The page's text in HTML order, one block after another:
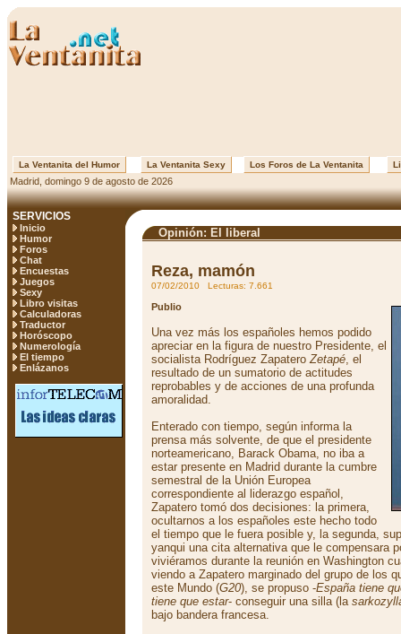
La Ventanita del Humor La Ventanita Sexy Los Foros de La Ventanita
Madrid, domingo 9 de agosto de 2026
SERVICIOS
Inicio
Humor
Foros
Chat
Encuestas
Juegos
Sexy
Libro visitas
Calculadoras
Traductor
Horóscopo
Numerología
El tiempo
Enlázanos
Opinión: El liberal
Reza, mamón
07/02/2010 Lecturas: 7.661
Publio
Una vez más los españoles hemos podido
apreciar en la figura de nuestro Presidente, el
socialista Rodríguez ZapateroZetapé, el
resultado de un sumatorio de actitudes
reprobables y de acciones de una profunda
amoralidad.
Enterado con tiempo, según informa la
prensa más solvente, de que el presidente
norteamericano, Barack Obama, no iba a
estar presente en Madrid durante la cumbre
semestral de la Unión Europea
correspondiente al liderazgo español,
Zapatero tomó dos decisiones: la primera,
ocultarnos a los españoles este hecho todo
el tiempo que le fuera posible y, la segunda,
yanqui una cita alternativa que le compensara
viviéramos durante la reunión en Washington
viendo a Zapatero marginado del grupo de los
este Mundo (G20), se propuso -España tiene
tiene que estar- conseguir una silla (la
bajo bandera francesa.